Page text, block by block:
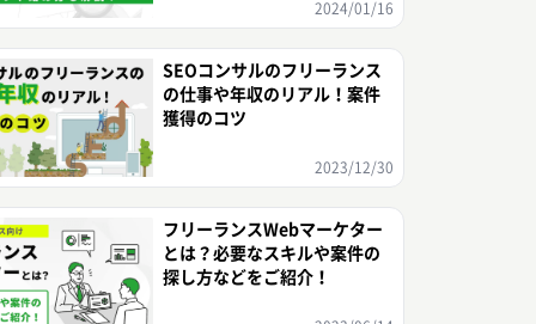
2024/01/16
SEOコンサルのフリーランス
の仕事や年収のリアル！案件
獲得のコツ
2023/12/30
フリーランスWebマーケター
とは？必要なスキルや案件の
探し方などをご紹介！